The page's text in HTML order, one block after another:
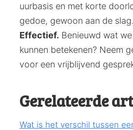
uurbasis en met korte
gedoe, gewoon aan de slag.
Effectief. Benieuwd wat
kunnen betekenen? Neem
voor een vrijblijvend
Gerelateerde
Wat is het verschil tussen